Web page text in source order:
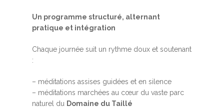
Un programme structuré, alternant
pratique et intégration
Chaque journée suit un rythme doux et soutenant
:
– méditations assises guidées et en silence
– méditations marchées au cœur du vaste parc
naturel du Domaine du Taillé